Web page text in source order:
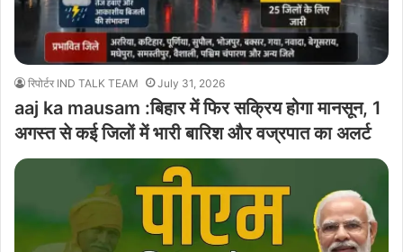
रिपोर्टर IND TALK TEAM July 31, 2026
aaj ka mausam :बिहार में फिर सक्रिय होगा मानसून, 1
अगस्त से कई जिलों में भारी बारिश और वज्रपात का अलर्ट